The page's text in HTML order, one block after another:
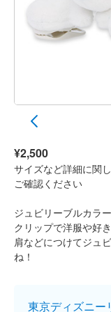
¥2,500
サイズなど詳細に関
ご確認ください
ジュビリーブルカラ
クリップで洋服や好
肩などにつけてジュ
ね！
東京ディズニー